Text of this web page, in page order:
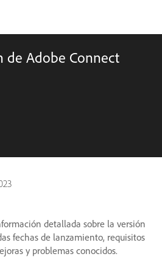
de Adobe Connect
detallada sobre la versión
fechas de lanzamiento, requisitos
y problemas conocidos.